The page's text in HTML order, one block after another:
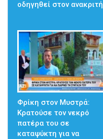
οδηγηθεί στον ανακριτή
Φρίκη στον Μυστρά:
Κρατούσε τον νεκρό
πατέρα του σε
καταψύκτη για να